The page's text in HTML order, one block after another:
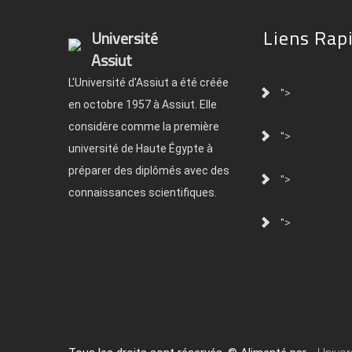
Université
Assiut
L'Université d'Assiut a été créée
en octobre 1957 à Assiut. Elle
considère comme la première
université de Haute Égypte à
préparer des diplômés avec des
connaissances scientifiques.
Liens
">
">
">
">